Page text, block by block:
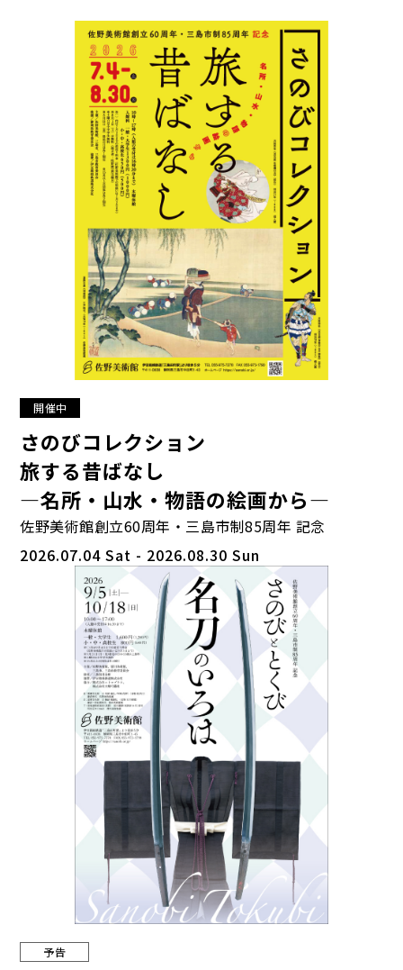
開催中
さのびコレクション
旅する昔ばなし
―名所・山水・物語の絵画から―
佐野美術館創立60周年・三島市制85周年 記念
2026.07.04 Sat - 2026.08.30 Sun
予告